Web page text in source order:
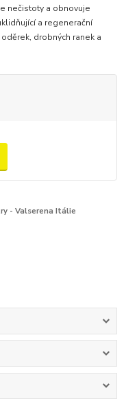
nečistoty a obnovuje
a regenerační
drobných ranek a
- Valserena Itálie